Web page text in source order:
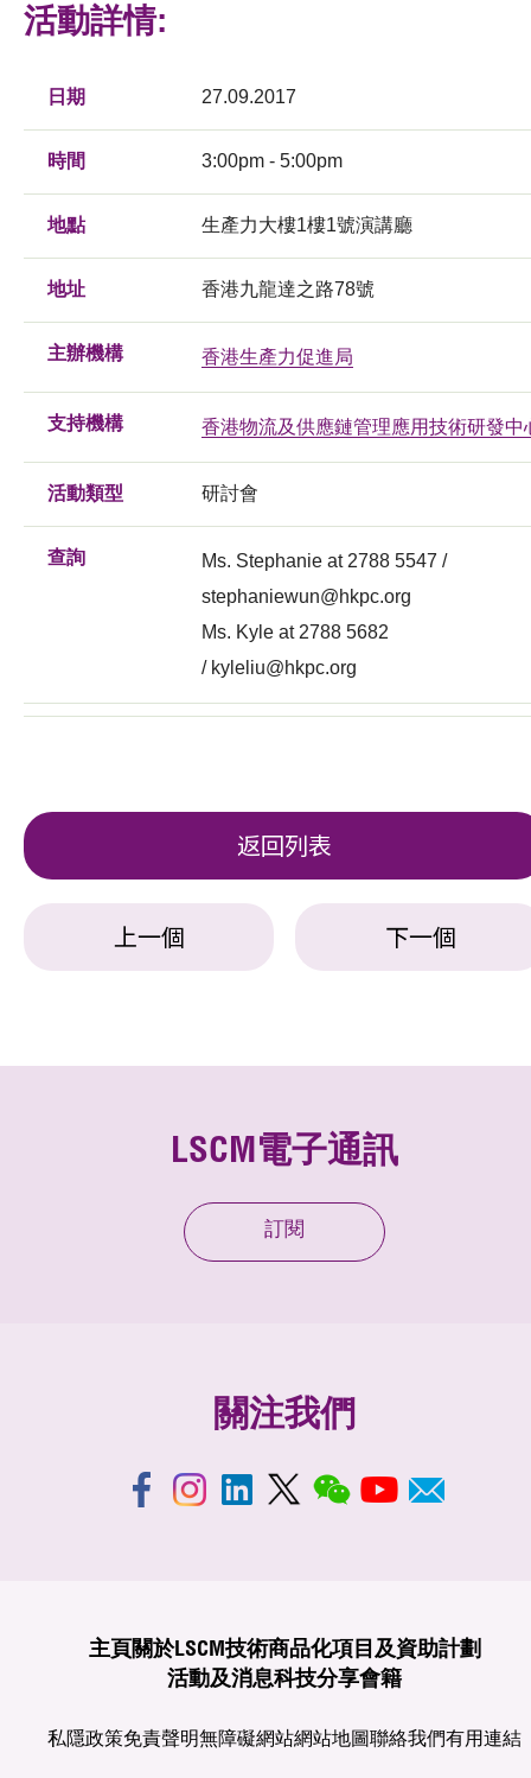
活動詳情:
日期 27.09.2017
時間 3:00pm - 5:00pm
地點 生產力大樓1樓1號演講廳
地址 香港九龍達之路78號
主辦機構 香港生產力促進局
支持機構 香港物流及供應鏈管理應用技術研發中
活動類型 研討會
查詢
Ms. Stephanie at 2788 5547 /
stephaniewun@hkpc.org
Ms. Kyle at 2788 5682
/ kyleliu@hkpc.org
返回列表
上一個 下一個
LSCM電子通訊
訂閱
關注我們
主頁 關於LSCM技術商品化項目及資助計劃
活動及消息科技分享會籍
私隱政策免責聲明無障礙網站網站地圖聯絡我們有用連結